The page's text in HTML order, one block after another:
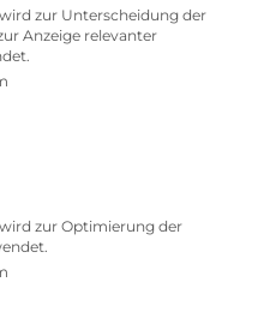
zur Unterscheidung der
Anzeige relevanter
zur Optimierung der